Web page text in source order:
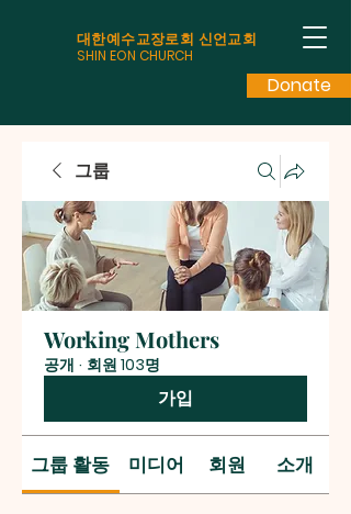
대한예수교장로회 신언교회
SHIN EON CHURCH
Donate
그룹
Working Mothers
공개 · 회원 103명
가입
그룹 활동 미디어 회원 소개